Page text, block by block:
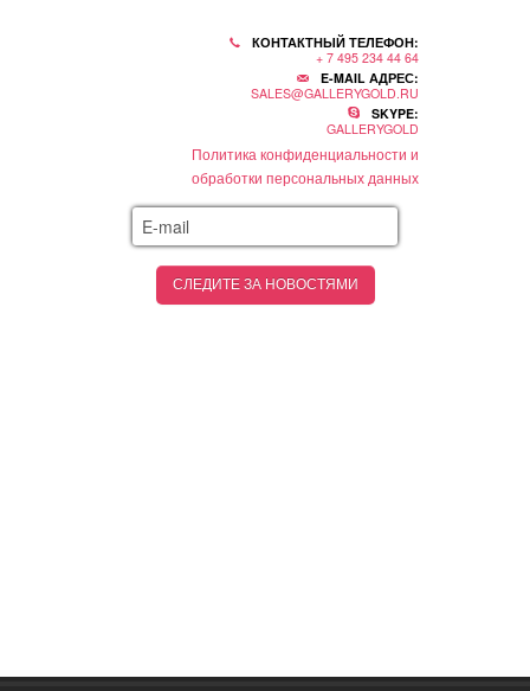
КОНТАКТНЫЙ ТЕЛЕФОН:
+ 7 495 234 44 64
E-MAIL АДРЕС:
SALES@GALLERYGOLD.RU
SKYPE:
GALLERYGOLD
Политика конфиденциальности и
обработки персональных данных